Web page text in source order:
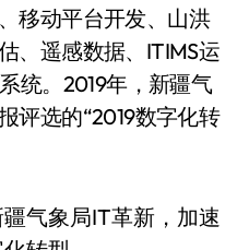
移动平台开发、山洪
、遥感数据、ITIMS运
统。2019年，新疆气
评选的“2019数字化转